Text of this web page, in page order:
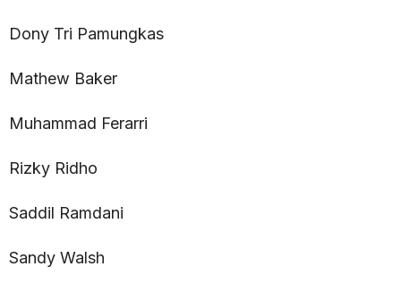
Dony Tri Pamungkas
Mathew Baker
Muhammad Ferarri
Rizky Ridho
Saddil Ramdani
Sandy Walsh